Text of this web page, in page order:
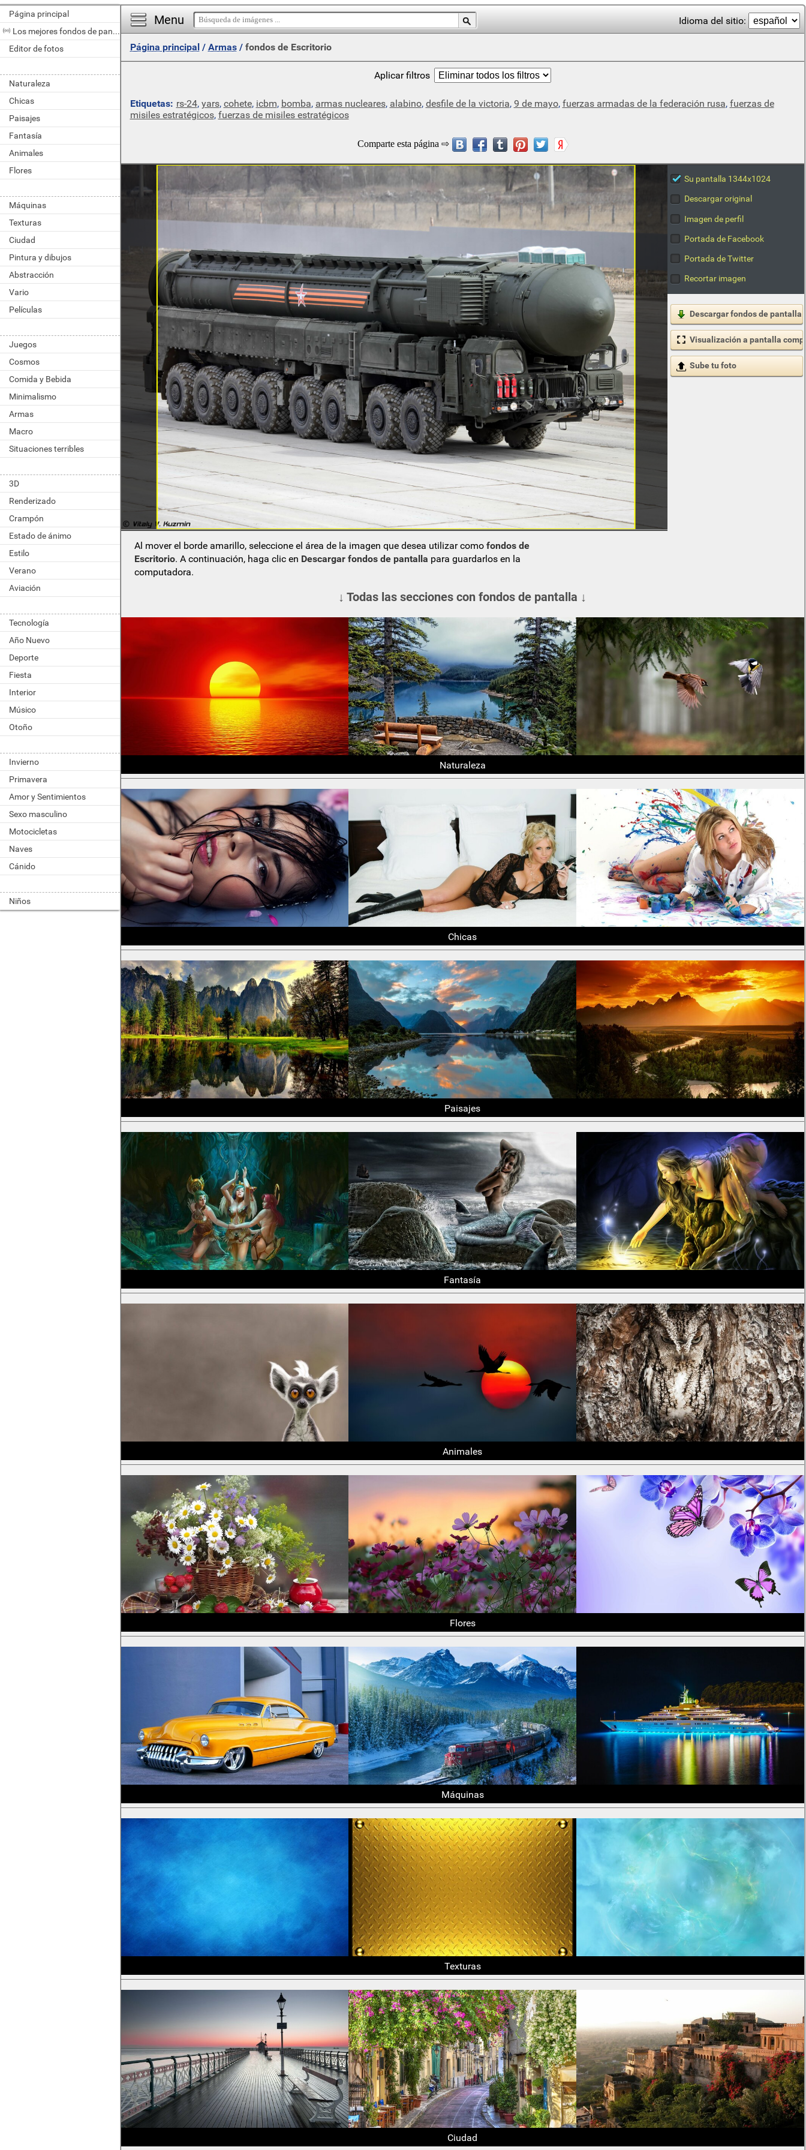
Página principal
Los mejores fondos de pantalla del día
Editor de fotos
Naturaleza
Chicas
Paisajes
Fantasía
Animales
Flores
Máquinas
Texturas
Ciudad
Pintura y dibujos
Abstracción
Vario
Películas
Juegos
Cosmos
Comida y Bebida
Minimalismo
Armas
Macro
Situaciones terribles
3D
Renderizado
Crampón
Estado de ánimo
Estilo
Verano
Aviación
Tecnología
Año Nuevo
Deporte
Fiesta
Interior
Músico
Otoño
Invierno
Primavera
Amor y Sentimientos
Sexo masculino
Motocicletas
Naves
Cánido
Niños
Menu Idioma del sitio:
Página principal/ Armas/ fondos de Escritorio
Aplicar filtros
Etiquetas: rs-24, yars, cohete, icbm, bomba, armas nucleares, alabino, desfile de la victoria, 9 de mayo, fuerzas armadas de la federación rusa, fuerzas de
misiles estratégicos, fuerzas de misiles estratégicos
Su pantalla 1344x1024
Descargar original
Imagen de perfil
Portada de Facebook
Portada de Twitter
Recortar imagen
Descargar fondos de pantalla
Visualización a pantalla
Sube tu foto
Al mover el borde amarillo, seleccione el área de la imagen que desea utilizar comofondos de
Escritorio. A continuación, haga clic en Descargar fondos de pantalla para guardarlos en la
computadora.
↓ Todas las secciones con fondos de pantalla ↓
Naturaleza
Chicas
Paisajes
Fantasía
Animales
Flores
Máquinas
Texturas
Ciudad